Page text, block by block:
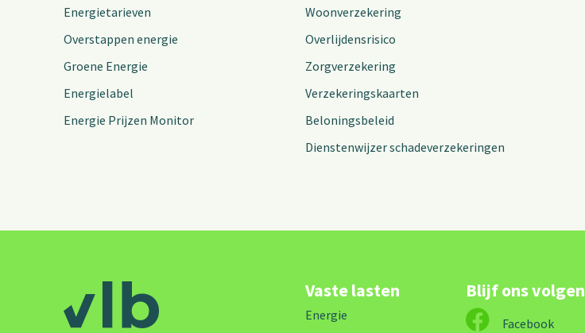
Energietarieven
Overstappen energie
Groene Energie
Energielabel
Energie Prijzen Monitor
Woonverzekering
Overlijdensrisico
Zorgverzekering
Verzekeringskaarten
Beloningsbeleid
Dienstenwijzer schadeverzekeringen
Vaste lasten
Energie
Blijf ons volgen
Facebook